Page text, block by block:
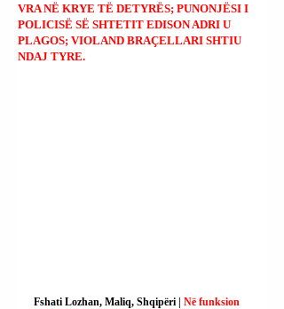
VRA NË KRYE TË DETYRËS; PUNONJËSI I
POLICISË SË SHTETIT EDISON ADRI U
PLAGOS; VIOLAND BRAÇELLARI SHTIU
NDAJ TYRE.
Fshati Lozhan, Maliq, Shqipëri | Në funksion